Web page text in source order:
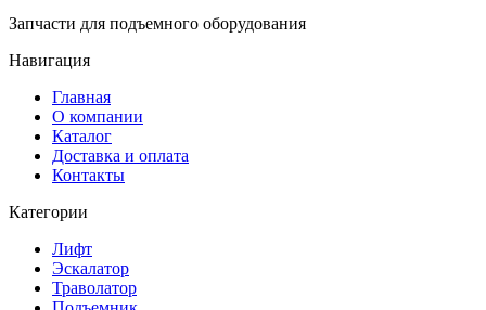
Запчасти для подъемного оборудования
Навигация
Главная
О компании
Каталог
Доставка и оплата
Контакты
Категории
Лифт
Эскалатор
Траволатор